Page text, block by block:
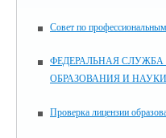
Совет по
ФЕДЕРАЛЬНАЯ
ОБРАЗОВАНИЯ И НАУКИ
Проверка лицензии